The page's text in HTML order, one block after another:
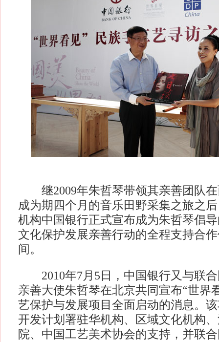
继2009年朱哲琴带领其亲善团队在
成为期四个月的音乐田野采集之旅之
机构中国银行正式宣布成为朱哲琴倡
文化保护发展亲善行动的全程支持合
间。
2010年7月5日，中国银行又与联合
亲善大使朱哲琴在北京共同宣布“世
艺保护与发展项目全面启动的消息。
开发计划署驻华机构、区域文化机构
院、中国工艺美术协会的支持，并联